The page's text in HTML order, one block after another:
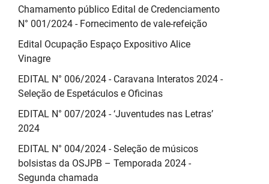
Chamamento público Edital de Credenciamento
N° 001/2024 - Fornecimento de vale-refeição
Edital Ocupação Espaço Expositivo Alice
Vinagre
EDITAL N° 006/2024 - Caravana Interatos 2024 -
Seleção de Espetáculos e Oficinas
EDITAL N° 007/2024 - ‘Juventudes nas Letras’
2024
EDITAL N° 004/2024 - Seleção de músicos
bolsistas da OSJPB – Temporada 2024 -
Segunda chamada